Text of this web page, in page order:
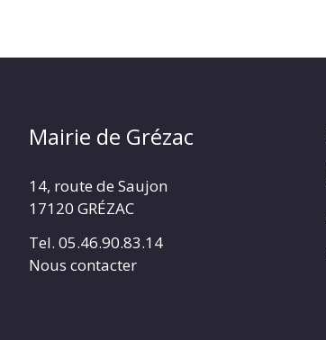
Mairie de Grézac
14, route de Saujon
17120 GRÉZAC
Tel. 05.46.90.83.14
Nous contacter